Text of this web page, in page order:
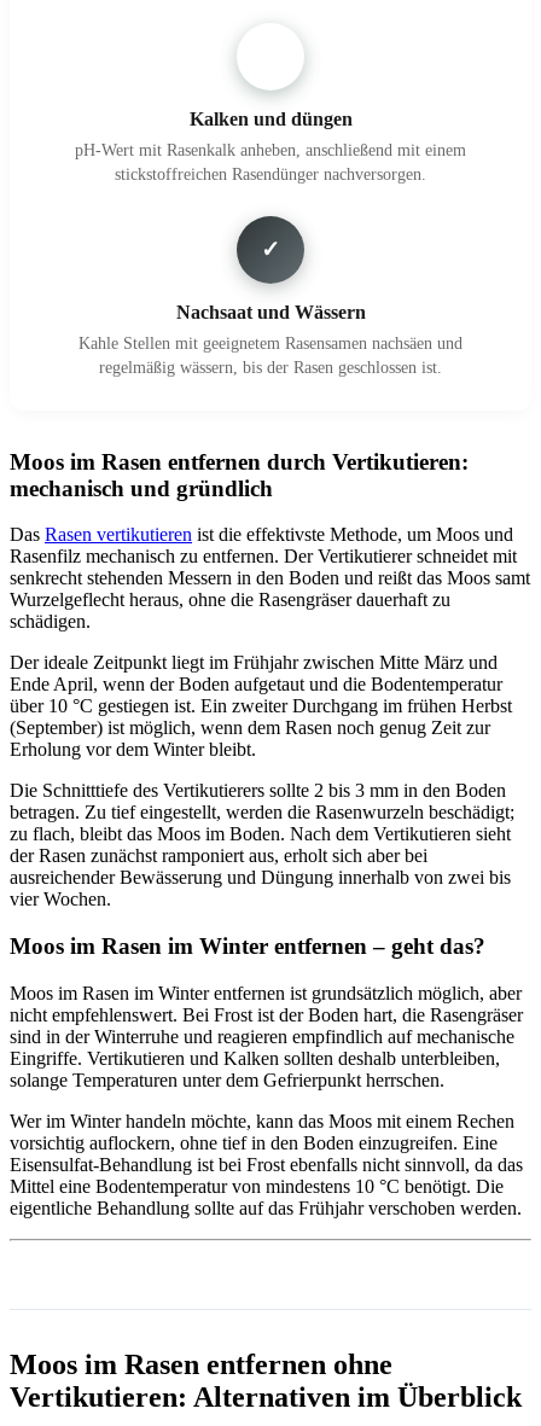
Kalken und düngen
pH-Wert mit Rasenkalk anheben, anschließend mit einem
stickstoffreichen Rasendünger nachversorgen.
✓
Nachsaat und Wässern
Kahle Stellen mit geeignetem Rasensamen nachsäen und
regelmäßig wässern, bis der Rasen geschlossen ist.
Moos im Rasen entfernen durch Vertikutieren:
mechanisch und gründlich
Das Rasen vertikutieren ist die effektivste Methode, um Moos und
Rasenfilz mechanisch zu entfernen. Der Vertikutierer schneidet mit
senkrecht stehenden Messern in den Boden und reißt das Moos samt
Wurzelgeflecht heraus, ohne die Rasengräser dauerhaft zu
schädigen.
Der ideale Zeitpunkt liegt im Frühjahr zwischen Mitte März und
Ende April, wenn der Boden aufgetaut und die Bodentemperatur
über 10 °C gestiegen ist. Ein zweiter Durchgang im frühen Herbst
(September) ist möglich, wenn dem Rasen noch genug Zeit zur
Erholung vor dem Winter bleibt.
Die Schnitttiefe des Vertikutierers sollte 2 bis 3 mm in den Boden
betragen. Zu tief eingestellt, werden die Rasenwurzeln beschädigt;
zu flach, bleibt das Moos im Boden. Nach dem Vertikutieren sieht
der Rasen zunächst ramponiert aus, erholt sich aber bei
ausreichender Bewässerung und Düngung innerhalb von zwei bis
vier Wochen.
Moos im Rasen im Winter entfernen – geht das?
Moos im Rasen im Winter entfernen ist grundsätzlich möglich, aber
nicht empfehlenswert. Bei Frost ist der Boden hart, die Rasengräser
sind in der Winterruhe und reagieren empfindlich auf mechanische
Eingriffe. Vertikutieren und Kalken sollten deshalb unterbleiben,
solange Temperaturen unter dem Gefrierpunkt herrschen.
Wer im Winter handeln möchte, kann das Moos mit einem Rechen
vorsichtig auflockern, ohne tief in den Boden einzugreifen. Eine
Eisensulfat-Behandlung ist bei Frost ebenfalls nicht sinnvoll, da das
Mittel eine Bodentemperatur von mindestens 10 °C benötigt. Die
eigentliche Behandlung sollte auf das Frühjahr verschoben werden.
Moos im Rasen entfernen ohne
Vertikutieren: Alternativen im Überblick